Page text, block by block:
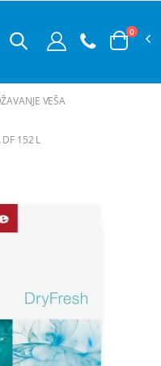
0
VEŠA
DF 152 L